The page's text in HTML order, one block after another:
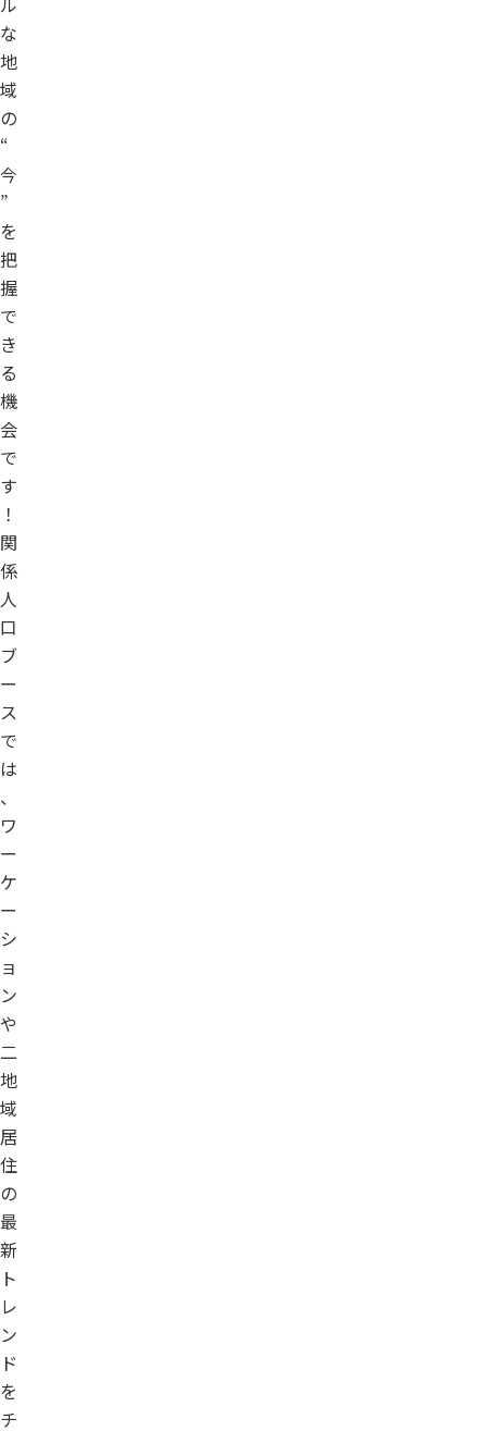
な
地
域
の
“
今
”
を
把
握
で
き
る
機
会
で
す
！
関
係
人
口
ブ
ー
ス
で
は
、
ワ
ー
ケ
ー
シ
ョ
ン
や
二
地
域
居
住
の
最
新
ト
レ
ン
ド
を
チ